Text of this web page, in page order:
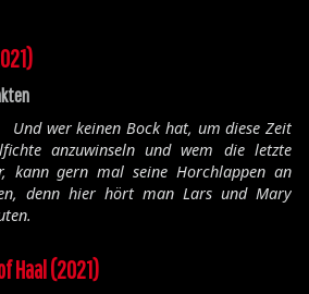
Und wer keinen Bock hat, um diese Zeit
anzuwinseln und wem die letzte
kann gern mal seine Horchlappen an
denn hier hört man Lars und Mary
Haal (2021)